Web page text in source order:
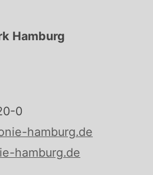
Hamburg
0
hamburg.de
hamburg.de